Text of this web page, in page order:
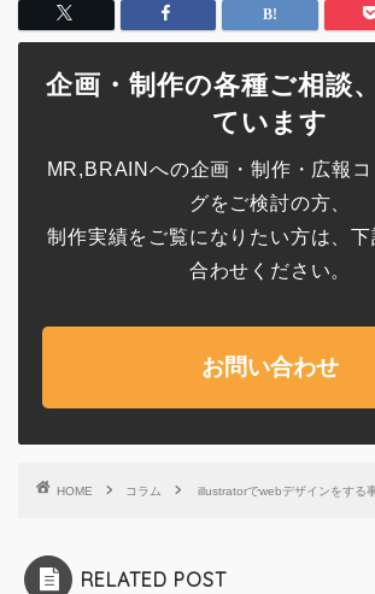
企画・制作の各種ご相談
ています
MR,BRAINへの企画・制作・広報
グをご検討の方、
制作実績をご覧になりたい方は、
合わせください。
お問い合わせ
HOME コラム illustratorでwebデザインをする
RELATED POST